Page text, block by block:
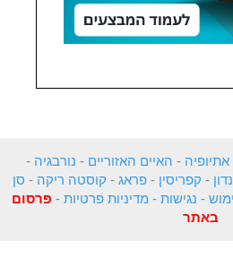
אתיופיה - האיים האזוריים - נורבגיה -
- קפריסין -פראג - קוסטה ריקה - סן
- נגישות - מדיניות פרטיות - פרסום
באתר